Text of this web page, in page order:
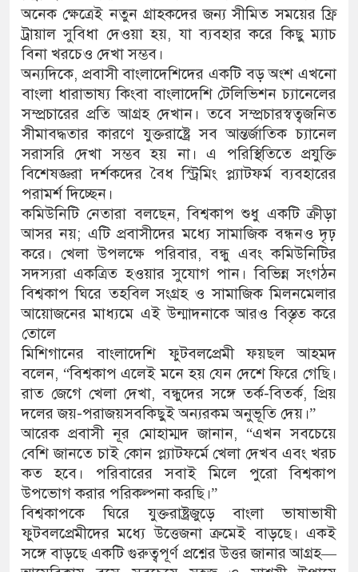
অনেক ক্ষেত্রেই নতুন গ্রাহকদের জন্য সীমিত সময়ের ফ্রি
ট্রায়াল সুবিধা দেওয়া হয়, যা ব্যবহার করে কিছু ম্যাচ
বিনা খরচেও দেখা সম্ভব।
অন্যদিকে, প্রবাসী বাংলাদেশিদের একটি বড় অংশ এখনো
বাংলা ধারাভাষ্য কিংবা বাংলাদেশি টেলিভিশন চ্যানেলের
সম্প্রচারের প্রতি আগ্রহ দেখান। তবে সম্প্রচারস্বত্বজনিত
সীমাবদ্ধতার কারণে যুক্তরাষ্ট্রে সব আন্তর্জাতিক চ্যানেল
সরাসরি দেখা সম্ভব হয় না। এ পরিস্থিতিতে প্রযুক্তি
বিশেষজ্ঞরা দর্শকদের বৈধ স্ট্রিমিং প্ল্যাটফর্ম ব্যবহারের
পরামর্শ দিচ্ছেন।
কমিউনিটি নেতারা বলছেন, বিশ্বকাপ শুধু একটি ক্রীড়া
আসর নয়; এটি প্রবাসীদের মধ্যে সামাজিক বন্ধনও দৃঢ়
করে। খেলা উপলক্ষে পরিবার, বন্ধু এবং কমিউনিটির
সদস্যরা একত্রিত হওয়ার সুযোগ পান। বিভিন্ন সংগঠন
বিশ্বকাপ ঘিরে তহবিল সংগ্রহ ও সামাজিক মিলনমেলার
আয়োজনের মাধ্যমে এই উন্মাদনাকে আরও বিস্তৃত করে
তোলে
মিশিগানের বাংলাদেশি ফুটবলপ্রেমী ফয়ছল আহমদ
বলেন, “বিশ্বকাপ এলেই মনে হয় যেন দেশে ফিরে গেছি।
রাত জেগে খেলা দেখা, বন্ধুদের সঙ্গে তর্ক-বিতর্ক, প্রিয়
দলের জয়-পরাজয়সবকিছুই অন্যরকম অনুভূতি দেয়।”
আরেক প্রবাসী নূর মোহাম্মদ জানান, “এখন সবচেয়ে
বেশি জানতে চাই কোন প্ল্যাটফর্মে খেলা দেখব এবং খরচ
কত হবে। পরিবারের সবাই মিলে পুরো বিশ্বকাপ
উপভোগ করার পরিকল্পনা করছি।”
বিশ্বকাপকে ঘিরে যুক্তরাষ্ট্রজুড়ে বাংলা ভাষাভাষী
ফুটবলপ্রেমীদের মধ্যে উত্তেজনা ক্রমেই বাড়ছে। একই
সঙ্গে বাড়ছে একটি গুরুত্বপূর্ণ প্রশ্নের উত্তর জানার আগ্রহ—